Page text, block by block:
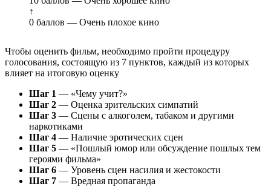
↑
0 баллов — Очень плохое кино
Чтобы оценить фильм, необходимо пройти процедуру
голосования, состоящую из 7 пунктов, каждый из которых
влияет на итоговую оценку
Шаг 1 — «Чему учит?»
Шаг 2 — Оценка зрительских симпатий
Шаг 3 — Сцены с алкоголем, табаком и другими
наркотиками
Шаг 4 — Наличие эротических сцен
Шаг 5 — «Пошлый юмор или обсуждение пошлых тем
героями фильма»
Шаг 6 — Уровень сцен насилия и жестокости
Шаг 7 — Вредная пропаганда